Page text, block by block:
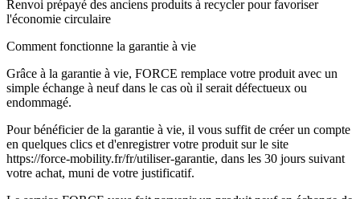
Renvoi prépayé des anciens produits à recycler pour favoriser
l'économie circulaire
Comment fonctionne la garantie à vie
Grâce à la garantie à vie, FORCE remplace votre produit avec un
simple échange à neuf dans le cas où il serait défectueux ou
endommagé.
Pour bénéficier de la garantie à vie, il vous suffit de créer un compte
en quelques clics et d'enregistrer votre produit sur le site
https://force-mobility.fr/fr/utiliser-garantie, dans les 30 jours suivant
votre achat, muni de votre justificatif.